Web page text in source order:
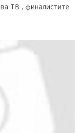
ТВ , финалистите